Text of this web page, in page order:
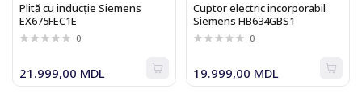
Plită cu inducție Siemens
EX675FEC1E
0
21.999,00 MDL
Cuptor electric incorporabil
Siemens HB634GBS1
0
19.999,00 MDL